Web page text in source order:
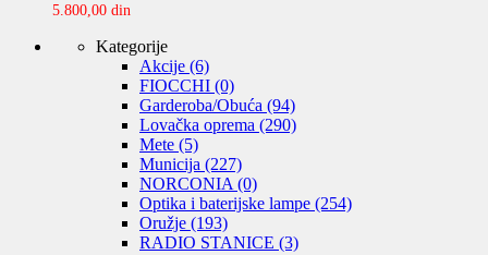
5.800,00 din
Kategorije
Akcije (6)
FIOCCHI (0)
Garderoba/Obuća (94)
Lovačka oprema (290)
Mete (5)
Municija (227)
NORCONIA (0)
Optika i baterijske lampe (254)
Oružje (193)
RADIO STANICE (3)